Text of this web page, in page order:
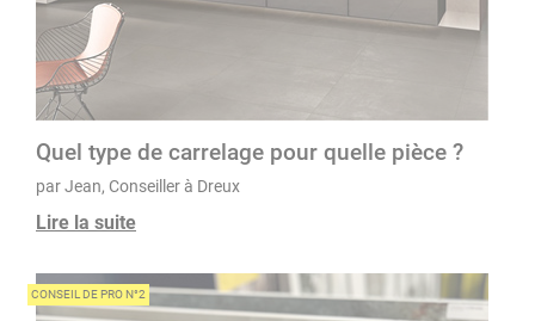
Quel type de carrelage pour quelle pièce ?
par Jean, Conseiller à Dreux
Lire la suite
CONSEIL DE PRO N°2